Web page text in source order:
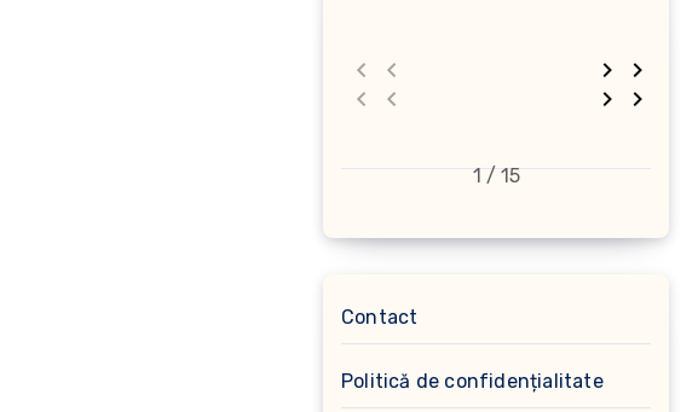
1 / 15
Contact
Politică de confidențialitate